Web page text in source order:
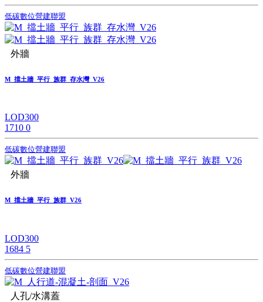
低碳數位營建聯盟
外牆
M_擋土牆_平行_族群_存水灣_V26
LOD300
1710 0
低碳數位營建聯盟
外牆
M_擋土牆_平行_族群_V26
LOD300
1684 5
低碳數位營建聯盟
人孔/水溝蓋